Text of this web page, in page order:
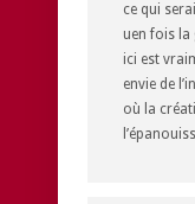
ce qui
uen fois la
ici est
envie de
où la